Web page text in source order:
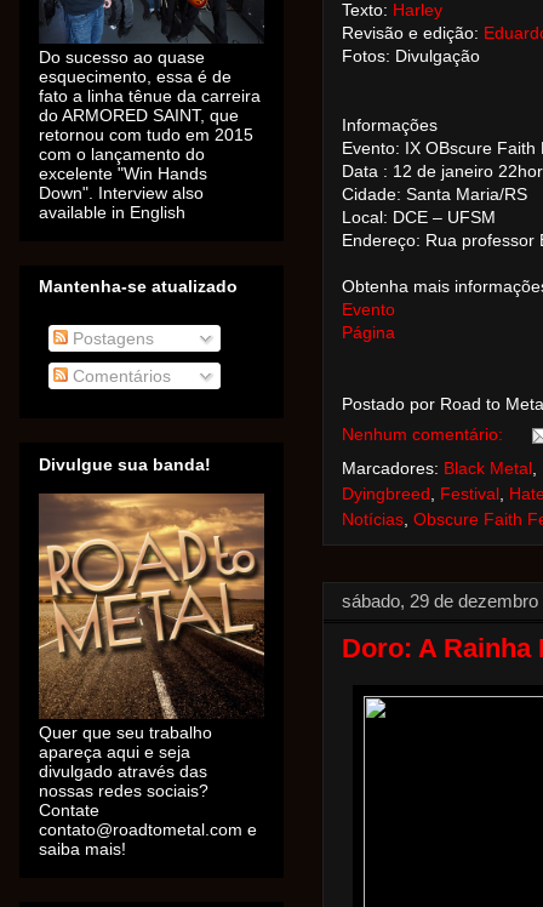
Texto: Harley
Revisão e edição:
Fotos: Divulgação
Informações
Evento: IX OBscure Faith
Data : 12 de janeiro
Cidade: Santa Maria/RS
Local: DCE – UFSM
Endereço: Rua
Obtenha mais
Evento
Página
Postado por Road to
Nenhum comentário:
Marcadores: Black Metal ,
Dyingbreed , Festival ,
Notícias, Obscure Faith
sábado, 29 de dezembro
Doro: A Rainha
Do sucesso ao quase
esquecimento, essa é de
fato a linha tênue da carreira
do ARMORED SAINT, que
retornou com tudo em 2015
com o lançamento do
excelente "Win Hands
Down". Interview also
available in English
Mantenha-se atualizado
Postagens
Comentários
Divulgue sua banda!
Quer que seu trabalho
apareça aqui e seja
divulgado através das
nossas redes sociais?
Contate
contato@roadtometal.com e
saiba mais!